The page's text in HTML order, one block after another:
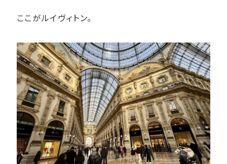
ここがルイヴィトン。